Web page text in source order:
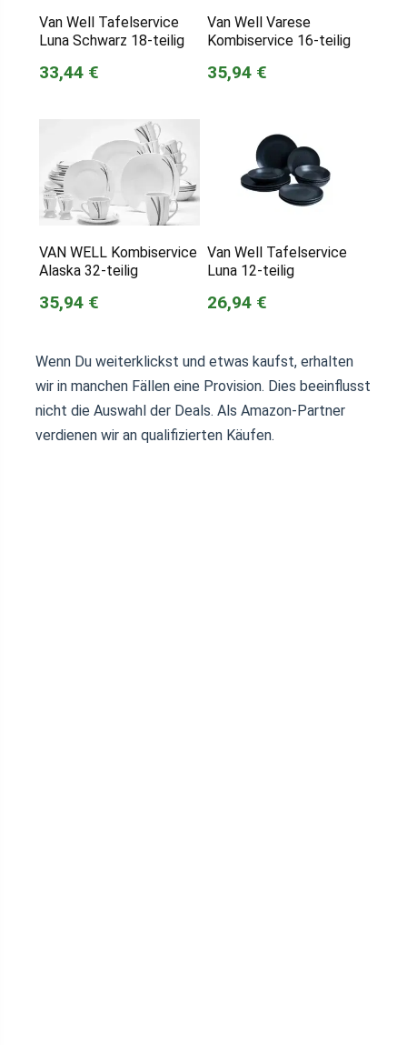
Van Well Tafelservice
Luna Schwarz 18-teilig
33,44 €
Van Well Varese
Kombiservice 16-teilig
35,94 €
VAN WELL Kombiservice
Alaska 32-teilig
35,94 €
Van Well Tafelservice
Luna 12-teilig
26,94 €
Wenn Du weiterklickst und etwas kaufst, erhalten
wir in manchen Fällen eine Provision. Dies beeinflusst
nicht die Auswahl der Deals. Als Amazon-Partner
verdienen wir an qualifizierten Käufen.